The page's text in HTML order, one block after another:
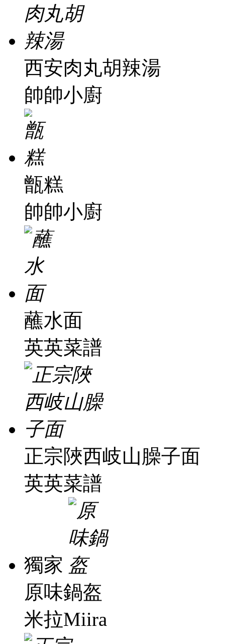
西安肉丸胡辣湯
帥帥小廚
甑糕
帥帥小廚
蘸水面
英英菜譜
正宗陜西岐山臊子面
英英菜譜
獨家
原味鍋盔
米拉Miira